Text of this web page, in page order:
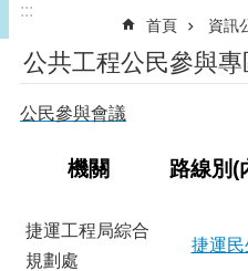
:::
首頁 資訊
公共工程公民參與專
公民參與會議
機關 路線別(
捷運工程局綜合
規劃處
捷運